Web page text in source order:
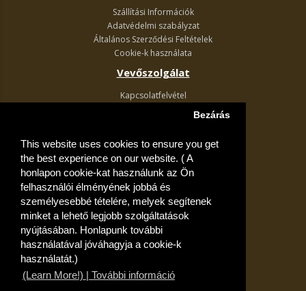
This website uses cookies to ensure you get
the best experience on our website. ( A
honlapon cookie-kat használunk az Ön
felhasználói élményének jobbá és
személyesebbé tételére, melyek segítenek
minket a lehető legjobb szolgáltatások
nyújtásában. Honlapunk további
használatával jóváhagyja a cookie-k
használatát.)
(Learn More!) | További információ
Bezárás
Szállítási Információk
Adatvédelmi szabályzat
Általános Szerződési Feltételek
Cookie-k használata
Vevőszolgálat
Kapcsolatfelvétel
Akciós ajánlatok
Fiók
Kívánságlista